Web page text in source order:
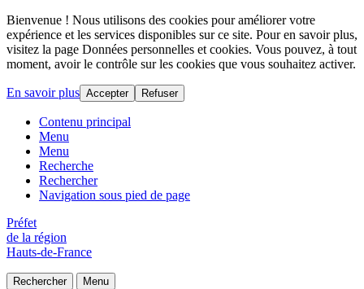
Bienvenue ! Nous utilisons des cookies pour améliorer votre
expérience et les services disponibles sur ce site. Pour en savoir plus,
visitez la page Données personnelles et cookies. Vous pouvez, à tout
moment, avoir le contrôle sur les cookies que vous souhaitez activer.
En savoir plus Accepter Refuser
Contenu principal
Menu
Menu
Recherche
Rechercher
Navigation sous pied de page
Préfet
de la région
Hauts-de-France
Rechercher Menu